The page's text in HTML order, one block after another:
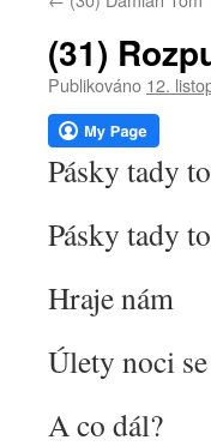
webu
(31)
Publikováno 12.
Pásky tady
Pásky tady
Hraje nám
Úlety noci
A co dál?